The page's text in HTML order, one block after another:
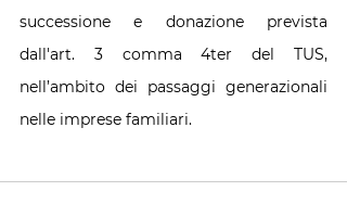
successione e donazione prevista
dall'art. 3 comma 4ter del TUS,
nell’ambito dei passaggi generazionali
nelle imprese familiari.